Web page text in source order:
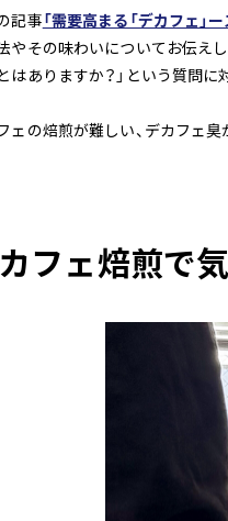
記事「需要高まる「デカフェ」
やその味わいについてお伝え
はありますか？」という質問に
ェの焙煎が難しい、デカフェ
フェ焙煎で